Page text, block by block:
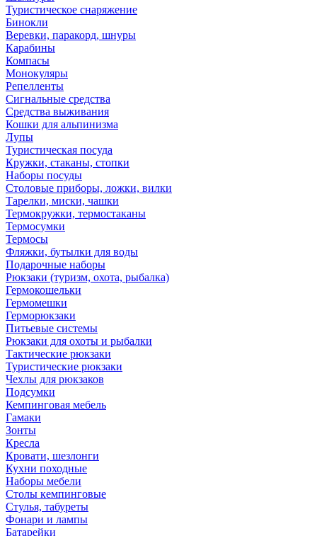
Туристическое снаряжение
Бинокли
Веревки, паракорд, шнуры
Карабины
Компасы
Монокуляры
Репелленты
Сигнальные средства
Средства выживания
Кошки для альпинизма
Лупы
Туристическая посуда
Кружки, стаканы, стопки
Наборы посуды
Столовые приборы, ложки, вилки
Тарелки, миски, чашки
Термокружки, термостаканы
Термосумки
Термосы
Фляжки, бутылки для воды
Подарочные наборы
Рюкзаки (туризм, охота, рыбалка)
Гермокошельки
Гермомешки
Герморюкзаки
Питьевые системы
Рюкзаки для охоты и рыбалки
Тактические рюкзаки
Туристические рюкзаки
Чехлы для рюкзаков
Подсумки
Кемпинговая мебель
Гамаки
Зонты
Кресла
Кровати, шезлонги
Кухни походные
Наборы мебели
Столы кемпинговые
Стулья, табуреты
Фонари и лампы
Батарейки